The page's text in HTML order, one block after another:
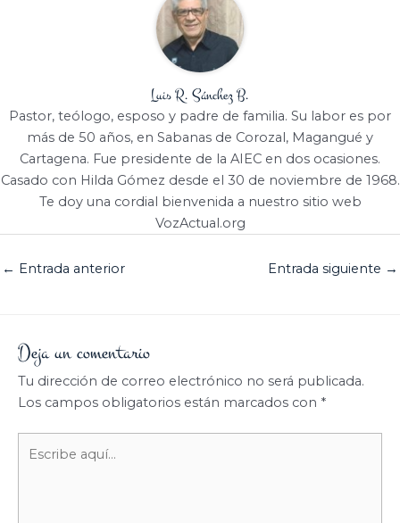
Luis R. Sánchez B.
Pastor, teólogo, esposo y padre de familia. Su labor es por
más de 50 años, en Sabanas de Corozal, Magangué y
Cartagena. Fue presidente de la AIEC en dos ocasiones.
Casado con Hilda Gómez desde el 30 de noviembre de 1968.
Te doy una cordial bienvenida a nuestro sitio web
VozActual.org
← Entrada anterior Entrada siguiente →
Deja un comentario
Tu dirección de correo electrónico no será publicada.
Los campos obligatorios están marcados con *
aquí...